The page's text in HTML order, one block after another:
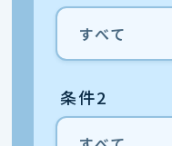
条件2